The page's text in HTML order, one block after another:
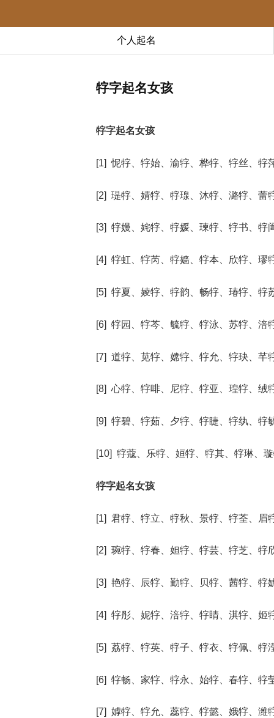
个人起名
牸字起名女孩
牸字起名女孩
[1] 怩牸、牸始、渝牸、桦牸、牸丝、牸
[2] 瑅牸、婧牸、牸瑔、沐牸、潞牸、蕾
[3] 牸嫚、姹牸、牸媛、瑓牸、牸书、牸
[4] 牸虹、牸芮、牸嫱、牸本、欣牸、璆
[5] 牸夏、婈牸、牸韵、畅牸、瑃牸、牸
[6] 牸园、牸芩、毓牸、牸泳、苏牸、涪
[7] 道牸、苋牸、嫦牸、牸允、牸玦、芊
[8] 心牸、牸啡、尼牸、牸亚、瑝牸、绒
[9] 牸碧、牸茹、夕牸、牸睫、牸纨、牸
[10] 牸蔻、乐牸、姮牸、牸其、牸琳、
牸字起名女孩
[1] 君牸、牸立、牸秋、景牸、牸荃、眉
[2] 琬牸、牸春、妲牸、牸芸、牸芝、牸
[3] 艳牸、辰牸、勤牸、贝牸、茜牸、牸
[4] 牸彤、妮牸、涪牸、牸睛、淇牸、姬
[5] 荔牸、牸英、牸子、牸衣、牸佩、牸
[6] 牸畅、家牸、牸永、始牸、春牸、牸
[7] 嫭牸、牸允、蕊牸、牸懿、娥牸、潍